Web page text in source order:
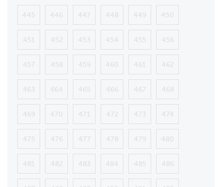
445 446 447 448 449 450
451 452 453 454 455 456
457 458 459 460 461 462
463 464 465 466 467 468
469 470 471 472 473 474
475 476 477 478 479 480
481 482 483 484 485 486